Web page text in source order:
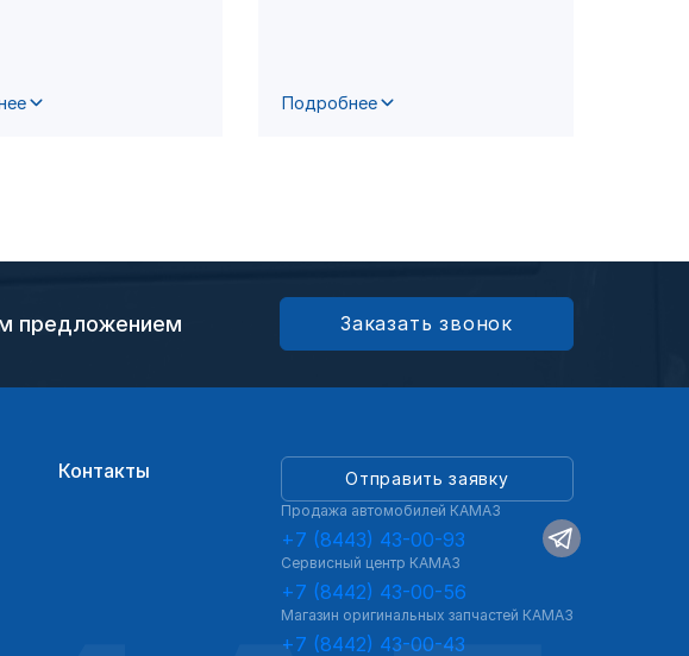
Подробнее
предложением Заказать звонок
Контакты Отправить заявку
Продажа автомобилей КАМАЗ
+7 (8443) 43-00-93
Сервисный центр КАМАЗ
+7 (8442) 43-00-56
Магазин оригинальных запчастей КАМАЗ
+7 (8442) 43-00-43